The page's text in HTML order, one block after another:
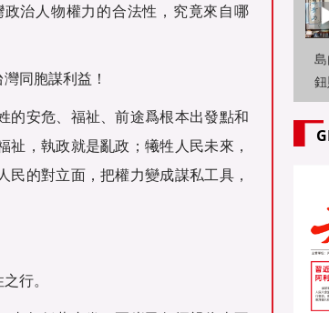
治人物權力的合法性，究竟來自哪
同胞謀利益！
的安危、福祉、前途爲根本出發點和
，執政就是亂政；犧牲人民未來，
的對立面，把權力變成謀私工具，
行。